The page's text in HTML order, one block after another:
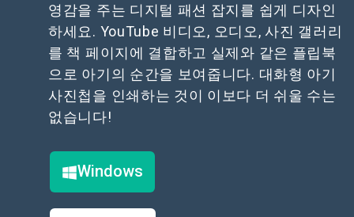
영감을 주는 디지털 패션 잡지를 쉽게 디자인
하세요. YouTube 비디오, 오디오, 사진 갤러리
를 책 페이지에 결합하고 실제와 같은 플립북
으로 아기의 순간을 보여줍니다. 대화형 아기
사진첩을 인쇄하는 것이 이보다 더 쉬울 수는
없습니다!
Windows